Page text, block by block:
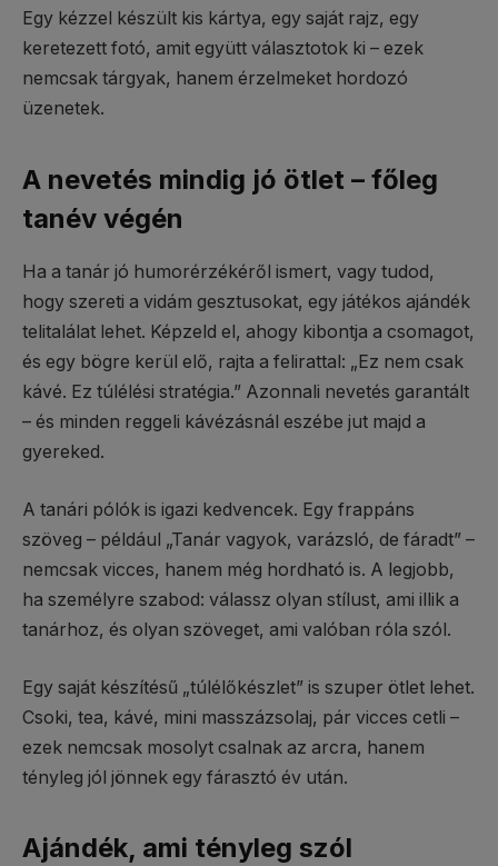
Egy kézzel készült kis kártya, egy saját rajz, egy
keretezett fotó, amit együtt választotok ki – ezek
nemcsak tárgyak, hanem érzelmeket hordozó
üzenetek.
A nevetés mindig jó ötlet – főleg
tanév végén
Ha a tanár jó humorérzékéről ismert, vagy tudod,
hogy szereti a vidám gesztusokat, egy játékos ajándék
telitalálat lehet. Képzeld el, ahogy kibontja a csomagot,
és egy bögre kerül elő, rajta a felirattal: „Ez nem csak
kávé. Ez túlélési stratégia.” Azonnali nevetés garantált
– és minden reggeli kávézásnál eszébe jut majd a
gyereked.
A tanári pólók is igazi kedvencek. Egy frappáns
szöveg – például „Tanár vagyok, varázsló, de fáradt” –
nemcsak vicces, hanem még hordható is. A legjobb,
ha személyre szabod: válassz olyan stílust, ami illik a
tanárhoz, és olyan szöveget, ami valóban róla szól.
Egy saját készítésű „túlélőkészlet” is szuper ötlet lehet.
Csoki, tea, kávé, mini masszázsolaj, pár vicces cetli –
ezek nemcsak mosolyt csalnak az arcra, hanem
tényleg jól jönnek egy fárasztó év után.
Ajándék, ami tényleg szól